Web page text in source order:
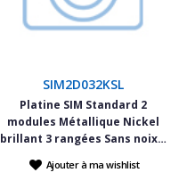
SIM2D032KSL
Platine SIM Standard 2
modules Métallique Nickel
brillant 3 rangées Sans noix…
Ajouter à ma wishlist